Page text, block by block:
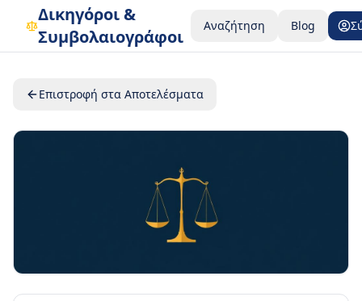
Δικηγόροι &
Συμβολαιογράφοι
Αναζήτηση Blog
Επιστροφή στα Αποτελέσματα